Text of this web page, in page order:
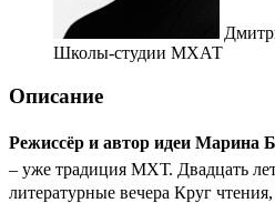
Школы-студии МХАТ
Описание
Режиссёр и автор идеи Марина
– уже традиция МХТ. Двадцать
литературные вечера Круг